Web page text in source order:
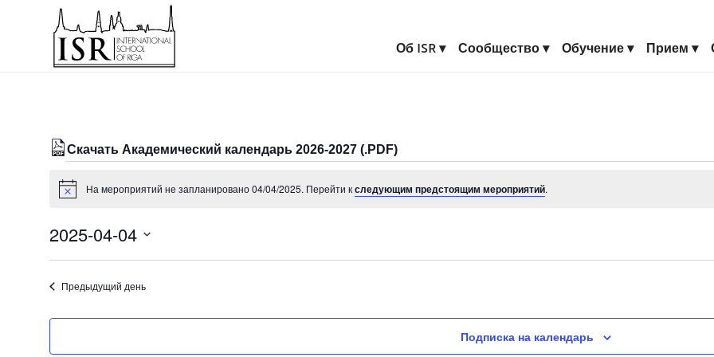
Об ISR Сообщество Обучение Прием
Скачать Академический календарь 2026-2027 (.PDF)
Мероприятия
for
04/04/2025
ЗаметкаНа мероприятий не запланировано 04/04/2025. Перейти кследующим предстоящим мероприятий.
2025-04-04
Выбрать
дату.Предыдущий день
Подписка на календарь